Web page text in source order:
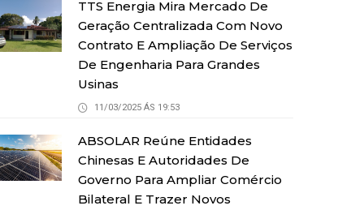
TTS Energia Mira Mercado De
Geração Centralizada Com Novo
Contrato E Ampliação De Serviços
De Engenharia Para Grandes
Usinas
11/03/2025 ÁS 19:53
ABSOLAR Reúne Entidades
Chinesas E Autoridades De
Governo Para Ampliar Comércio
Bilateral E Trazer Novos